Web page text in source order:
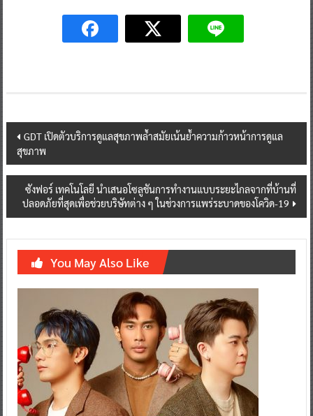
Post
navigation
GDT เปิดตัวบริการดูแลสุขภาพล้ำสมัยเน้นย้ำความก้าวหน้าการดูแล
สุขภาพ
ซังฟอร์ เทคโนโลยี นำเสนอโซลูชันการทำงานแบบระยะไกลจากที่บ้านที่
ปลอดภัยที่สุดเพื่อช่วยบริษัทต่าง ๆ ในช่วงการแพร่ระบาดของโควิด-19
You May Also Like